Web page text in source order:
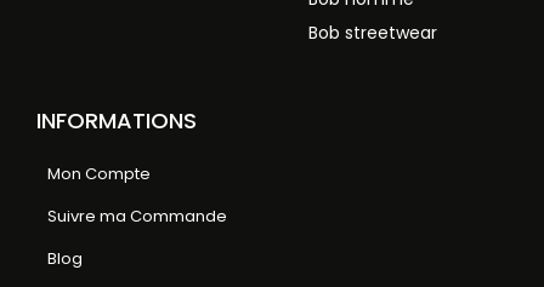
Bob streetwear
INFORMATIONS
Mon Compte
Suivre ma Commande
Blog